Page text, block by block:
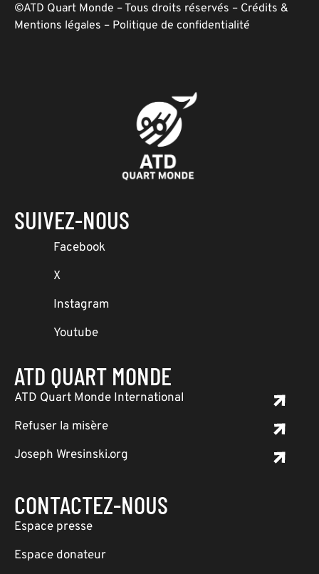
©ATD Quart Monde – Tous droits réservés – Crédits &
Mentions légales – Politique de confidentialité
SUIVEZ-NOUS
Facebook
X
Instagram
Youtube
ATD QUART MONDE
ATD Quart Monde International
Refuser la misère
Joseph Wresinski.org
CONTACTEZ-NOUS
Espace presse
Espace donateur